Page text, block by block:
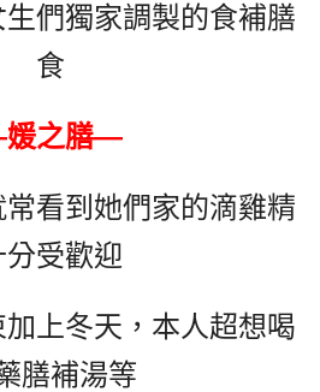
們獨家調製的食補膳
食
之膳—
看到她們家的滴雞精
分受歡迎
上冬天，本人超想喝
膳補湯等